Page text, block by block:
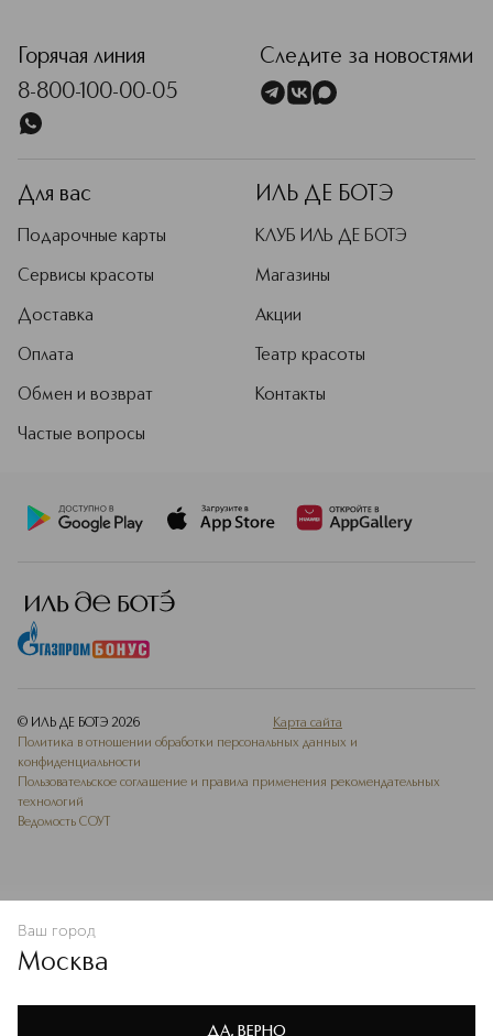
Политике конфиденциальности
В КОРЗИНУ
Горячая линия
8-800-100-00-05
Следите за новостями
Для вас
Подарочные карты
Сервисы красоты
Доставка
Оплата
Обмен и возврат
Частые вопросы
ИЛЬ ДЕ БОТЭ
КЛУБ ИЛЬ ДЕ БОТЭ
Магазины
Акции
Театр красоты
Контакты
© ИЛЬ ДЕ БОТЭ 2026
Карта сайта
Политика в отношении обработки персональных данных и
конфиденциальности
Пользовательское соглашение и правила применения рекомендательных
технологий
Ведомость СОУТ
Ваш город
Москва
ДА, ВЕРНО